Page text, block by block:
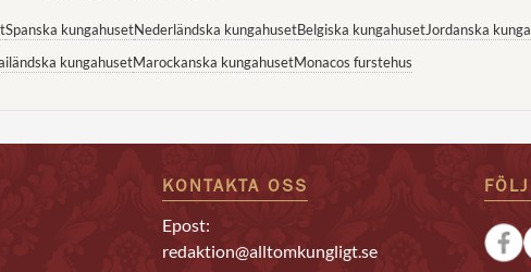
Spanska kungahusetNederländska kungahusetBelgiska kungahusetJordanska
kungahusetMarockanska kungahusetMonacos furstehus
KONTAKTA OSS
Epost:
redaktion@alltomkungligt.se